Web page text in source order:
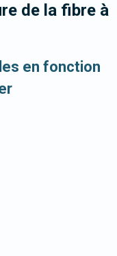
de la fibre à
en fonction